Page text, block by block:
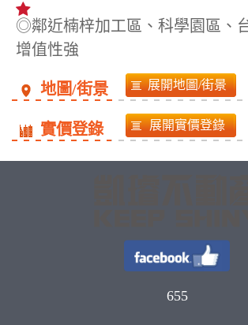
◎鄰近楠梓加工區、科學園區、
增值性強
地圖/街景
實價登錄
655